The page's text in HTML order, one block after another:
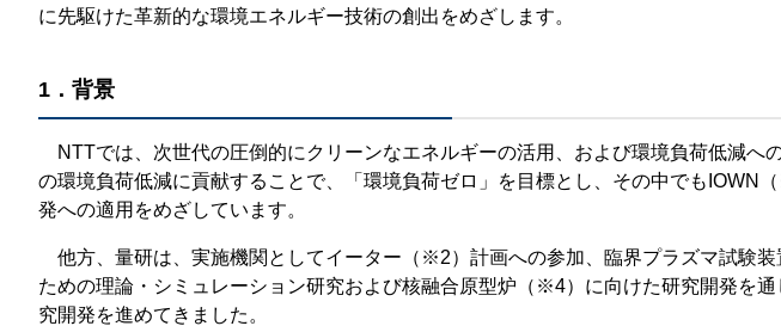
附帯決議等をふまえた総務省通知に基づく情報公開
動物実験に関する情報
に先駆けた革新的な環境エネルギー技術の創出をめざします。
1．背景
NTTでは、次世代の圧倒的にクリーンなエネルギーの活用、および環境負荷低減へ
の環境負荷低減に貢献することで、「環境負荷ゼロ」を目標とし、その中でもIOWN
発への適用をめざしています。
他方、量研は、実施機関としてイーター（※2）計画への参加、臨界プラズマ試験
ための理論・シミュレーション研究および核融合原型炉（※4）に向けた研究開発を
究開発を進めてきました。